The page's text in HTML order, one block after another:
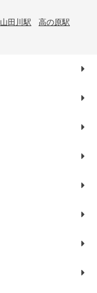
山田川駅
高の原駅